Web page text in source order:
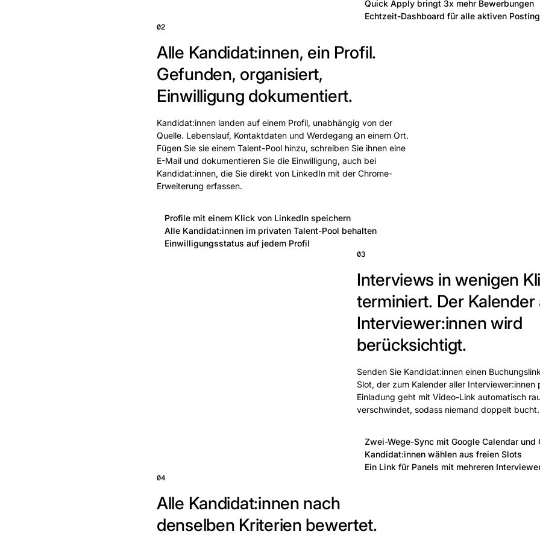
Quick Apply bringt 3x mehr Bewerbungen
Echtzeit-Dashboard für alle aktiven
02
Alle Kandidat:innen, ein Profil.
Gefunden, organisiert,
Einwilligung dokumentiert.
Kandidat:innen landen auf einem Profil, unabhängig von der
Quelle. Lebenslauf, Kontaktdaten und Werdegang an einem Ort.
Fügen Sie sie einem Talent-Pool hinzu, schreiben Sie ihnen eine
E-Mail und dokumentieren Sie die Einwilligung, auch bei
Kandidat:innen, die Sie direkt von LinkedIn mit der Chrome-
Erweiterung erfassen.
Profile mit einem Klick von LinkedIn speichern
Alle Kandidat:innen im privaten Talent-Pool behalten
Einwilligungsstatus auf jedem Profil
03
Interviews in wenigen
terminiert. Der Kalender
Interviewer:innen wird
berücksichtigt.
Senden Sie Kandidat:innen einen
Slot, der zum Kalender aller Interviewer:innen
Einladung geht mit Video-Link automatisch
verschwindet, sodass niemand doppelt bucht.
Zwei-Wege-Sync mit Google Calendar und
Kandidat:innen wählen aus freien Slots
Ein Link für Panels mit mehreren
04
Alle Kandidat:innen nach
denselben Kriterien bewertet.